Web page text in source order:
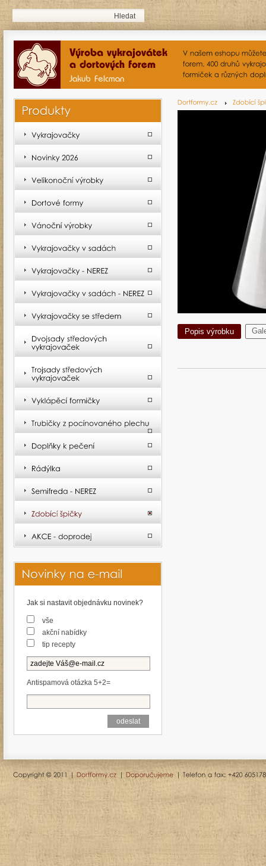
Popis výrobku
Jak si nastavit objednávku novinek?
vše
akční nabídky
tip recepty
Antispamová otázka 5+2=